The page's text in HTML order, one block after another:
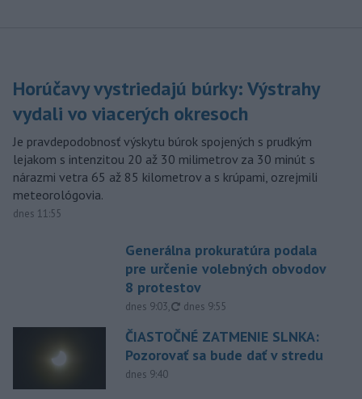
Horúčavy vystriedajú búrky: Výstrahy
vydali vo viacerých okresoch
Je pravdepodobnosť výskytu búrok spojených s prudkým
lejakom s intenzitou 20 až 30 milimetrov za 30 minút s
nárazmi vetra 65 až 85 kilometrov a s krúpami, ozrejmili
meteorológovia.
dnes 11:55
Generálna prokuratúra podala
pre určenie volebných obvodov
8 protestov
dnes 9:03, aktualizované
dnes 9:55
ČIASTOČNÉ ZATMENIE SLNKA:
Pozorovať sa bude dať v stredu
dnes 9:40